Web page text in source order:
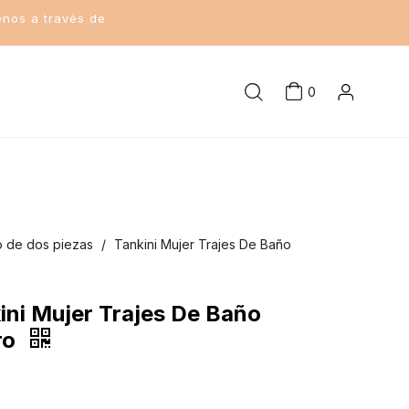
a través de
0
de dos piezas / Tankini Mujer Trajes De Baño
Mujer Trajes De Baño